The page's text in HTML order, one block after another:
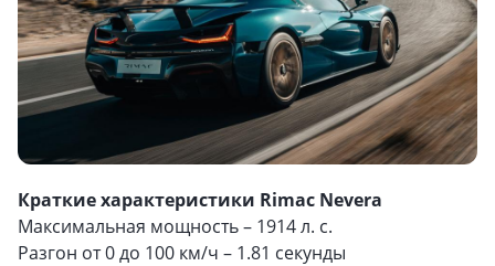
Краткие характеристики Rimac Nevera
Максимальная мощность – 1914 л. с.
Разгон от 0 до 100 км/ч – 1.81 секунды